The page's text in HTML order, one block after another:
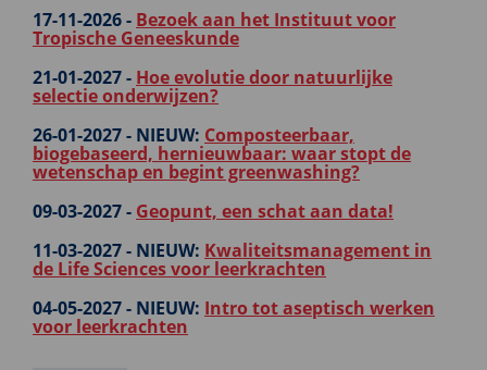
17-11-2026 - Bezoek aan het Instituut voor
Tropische Geneeskunde
21-01-2027 - Hoe evolutie door natuurlijke
selectie onderwijzen?
26-01-2027 - NIEUW: Composteerbaar,
biogebaseerd, hernieuwbaar: waar stopt de
wetenschap en begint greenwashing?
09-03-2027 - Geopunt, een schat aan data!
11-03-2027 - NIEUW: Kwaliteitsmanagement in
de Life Sciences voor leerkrachten
04-05-2027 - NIEUW: Intro tot aseptisch werken
voor leerkrachten